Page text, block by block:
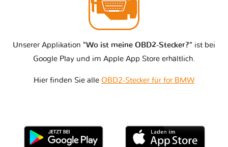
Unserer Applikation "Wo ist meine OBD2-Stecker?" ist bei
Google Play und im Apple App Store erhältlich.
Hier finden Sie alle OBD2-Stecker für for BMW